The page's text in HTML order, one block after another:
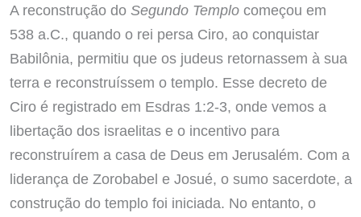
A reconstrução do Segundo Templocomeçou em
538 a.C., quando o rei persa Ciro, ao conquistar
Babilônia, permitiu que os judeus retornassem à sua
terra e reconstruíssem o templo. Esse decreto de
Ciro é registrado em Esdras 1:2-3, onde vemos a
libertação dos israelitas e o incentivo para
reconstruírem a casa de Deus em Jerusalém. Com a
liderança de Zorobabel e Josué, o sumo sacerdote, a
construção do templo foi iniciada. No entanto, o